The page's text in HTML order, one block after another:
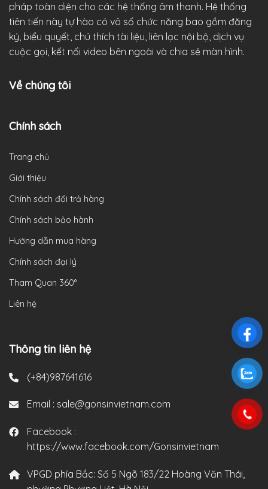
pháp toàn diện cho các hệ thống âm thanh. Hệ thống
tiên tiến này tự hào có vô số chức năng bao gồm đăng
ký, biểu quyết, chú thích tài liệu, liên lạc nội bộ, dịch vụ
cuộc gọi, kết nối video bên ngoài và chia sẻ màn hình.
Về chúng tôi
Chính sách
Trang chủ
Giới thiệu
Chính sách đổi trả hàng
Chính sách bảo hành
Hướng dẫn mua hàng
Chính sách đại lý
Tham Quan 360°
Liên hệ
Thông tin liên hệ
(+84)987641616
Email : sale@gonsinvietnam.com
Facebook :
https://www.facebook.com/Gonsinvietnam
VPGD phía Bắc: Số 5 Ngõ 183/22 Hoàng Văn Thái,